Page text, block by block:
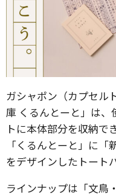
ガシャポン（カプセル
庫 くるんとーと」は、
トに本体部分を収納で
「くるんとーと」に
をデザインしたトート
ラインナップは「文鳥